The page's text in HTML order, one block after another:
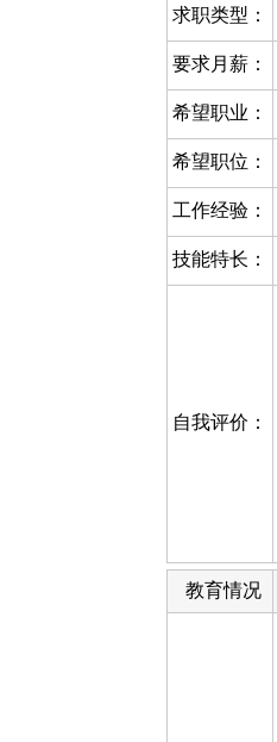
求职类型：
要求月薪：
希望职业：
希望职位：
工作经验：
技能特长：
自我评价：
教育情况